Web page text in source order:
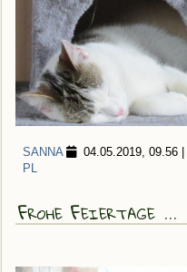
SANNA 04.05.2019, 09.56
PL
Frohe Feiertage ...